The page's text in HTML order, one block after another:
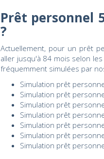
Prêt personnel
?
Actuellement, pour un prêt
aller jusqu'à 84 mois selon
fréquemment simulées par
Simulation prêt
Simulation prêt
Simulation prêt
Simulation prêt
Simulation prêt
Simulation prêt
Simulation prêt